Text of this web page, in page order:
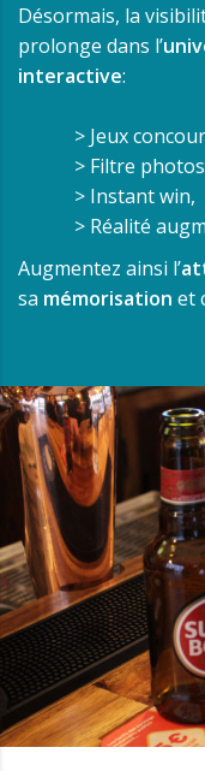
Désormais, la
prolonge dans l’
interactive:
> Jeux
> Filtre
> Instant win,
> Réalité
Augmentez ainsi l’
sa mémorisation et